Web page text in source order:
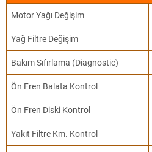
Motor Yağı Değişim
Yağ Filtre Değişim
Bakım Sıfırlama (Diagnostic)
Ön Fren Balata Kontrol
Ön Fren Diski Kontrol
Yakıt Filtre Km. Kontrol